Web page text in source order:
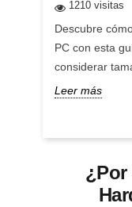
1210 visitas
Descubre
PC con esta
considerar
Leer más
¿Por